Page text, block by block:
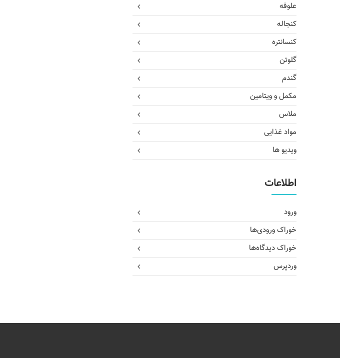
علوفه
کنجاله
کنسانتره
گلوتن
گندم
مکمل و ویتامین
ملاس
مواد غذایی
ویدیو ها
اطلاعات
ورود
خوراک ورودی‌ها
خوراک دیدگاه‌ها
وردپرس